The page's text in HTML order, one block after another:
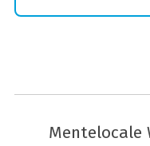
Mentelocale